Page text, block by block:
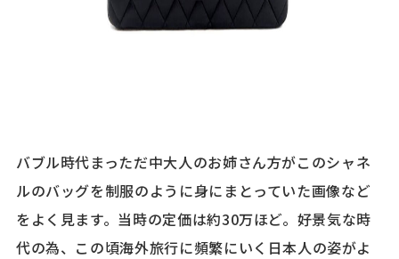
バブル時代まっただ中大人のお姉さん方がこのシャネ
ルのバッグを制服のように身にまとっていた画像など
をよく見ます。当時の定価は約30万ほど。好景気な時
代の為、この頃海外旅行に頻繁にいく日本人の姿がよ